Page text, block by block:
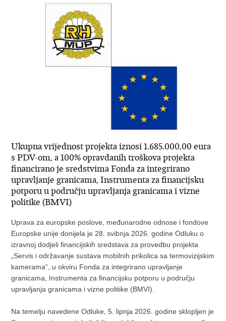
Ukupna vrijednost projekta iznosi 1.685.000,00 eura
s PDV-om, a 100% opravdanih troškova projekta
financirano je sredstvima Fonda za integrirano
upravljanje granicama, Instrumenta za financijsku
potporu u području upravljanja granicama i vizne
politike (BMVI)
Uprava za europske poslove, međunarodne odnose i fondove
Europske unije donijela je 28. svibnja 2026. godine Odluku o
izravnoj dodjeli financijskih sredstava za provedbu projekta
„Servis i održavanje sustava mobilnih prikolica sa termovizijskim
kamerama“, u okviru Fonda za integrirano upravljanje
granicama, Instrumenta za financijsku potporu u području
upravljanja granicama i vizne politike (BMVI).
Na temelju navedene Odluke, 5. lipnja 2026. godine sklopljen je